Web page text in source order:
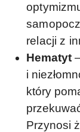
relacji z
Hematyt
i
który
Przynosi